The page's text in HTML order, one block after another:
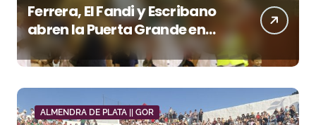
Ferrera, El Fandi y Escribano
abren la Puerta Grande en
una tarde triunfal en Azuaga
ALMENDRA DE PLATA || GOR